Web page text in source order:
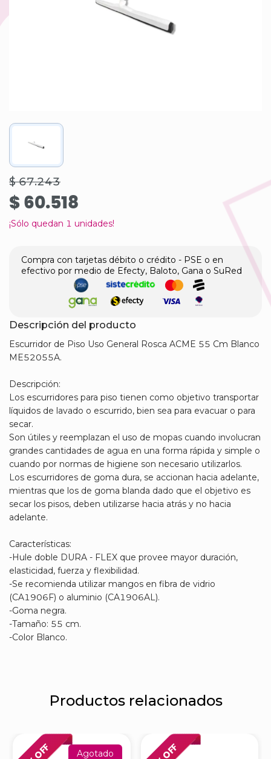
¡Sólo quedan 1 unidades!
$ 67.243
$ 60.518
Compra con tarjetas débito o crédito - PSE o en
efectivo por medio de Efecty, Baloto, Gana o SuRed
Descripción del producto
Escurridor de Piso Uso General Rosca ACME 55 Cm Blanco
ME52055A.
Descripción:
Los escurridores para piso tienen como objetivo transportar
líquidos de lavado o escurrido, bien sea para evacuar o para
secar.
Son útiles y reemplazan el uso de mopas cuando involucran
grandes cantidades de agua en una forma rápida y simple o
cuando por normas de higiene son necesario utilizarlos.
Los escurridores de goma dura, se accionan hacia adelante,
mientras que los de goma blanda dado que el objetivo es
secar los pisos, deben utilizarse hacia atrás y no hacia
adelante.
Características:
-Hule doble DURA - FLEX que provee mayor duración,
elasticidad, fuerza y flexibilidad.
-Se recomienda utilizar mangos en fibra de vidrio
(CA1906F) o aluminio (CA1906AL).
-Goma negra.
-Tamaño: 55 cm.
-Color Blanco.
Productos relacionados
Agotado